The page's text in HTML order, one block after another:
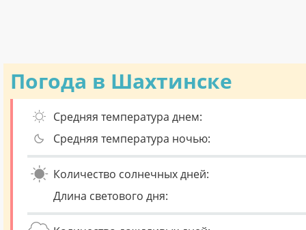
Погода в Шахтинске
Средняя температура днем:
Средняя температура ночью:
Количество солнечных дней:
Длина светового дня: